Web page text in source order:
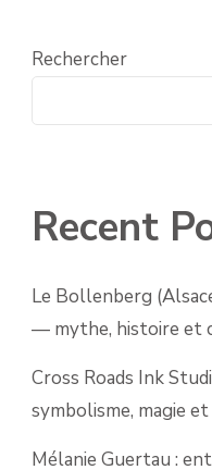
Rechercher
Recent
Le Bollenberg
— mythe, histoire et
Cross Roads Ink
symbolisme, magie
Mélanie Guertau :